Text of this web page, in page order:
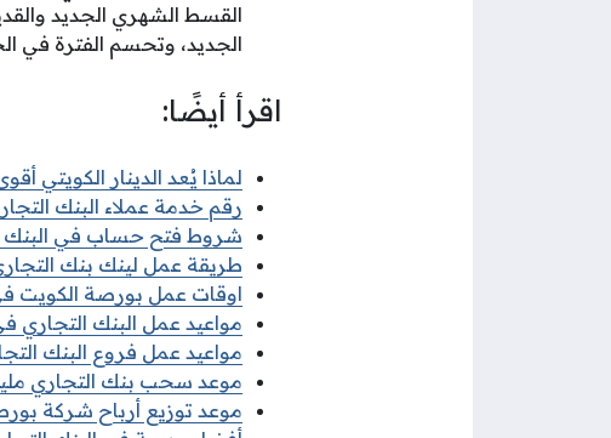
القسط الشهري الجديد
الجديد، وتحسم الفترة في
اقرأ أيضًا:
لماذا يُعد الدينار الكويتي
رقم خدمة عملاء البنك
شروط فتح حساب في البنك
طريقة عمل لينك بنك التجاري
اوقات عمل بورصة الكويت في
مواعيد عمل البنك التجاري في
مواعيد عمل فروع البنك التجاري
موعد سحب بنك التجاري
موعد توزيع أرباح شركة بورصة